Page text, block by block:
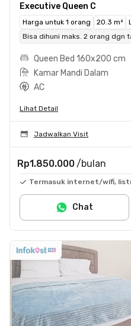
Executive Queen C
Harga untuk 1 orang 20.3 m²
Bisa dihuni maks. 2 orang dgn
Queen Bed 160x200 cm
Kamar Mandi Dalam
AC
Lihat Detail
Jadwalkan Visit
Rp1.850.000 /bulan
Termasuk internet/wifi,
Chat